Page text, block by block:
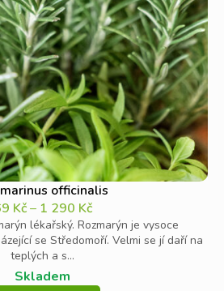
officinalis
Kč– 1 290 Kč
lékařský. Rozmarýn je vysoce
se Středomoří. Velmi se jí daří na
teplých a s...
Skladem